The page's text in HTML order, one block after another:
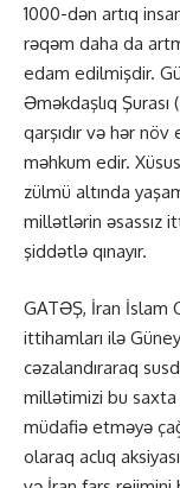
1000-dən artıq
rəqəm daha da
edam edilmişdir.
Əməkdaşlıq
qarşıdır və hər növ
məhkum edir.
zülmü altında
millətlərin əsassız
şiddətlə qınayır.
GATƏŞ, İran İslam
ittihamları ilə
cəzalandıraraq
millətimizi bu saxta
müdafiə etməyə
olaraq aclıq